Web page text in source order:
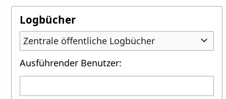
Logbücher
Zentrale öffentliche Logbücher
Ausführender Benutzer: